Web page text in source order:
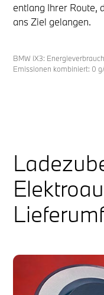
entlang Ihrer Route,
ans Ziel gelangen.
BMW iX3:
Emissionen kombiniert: 0